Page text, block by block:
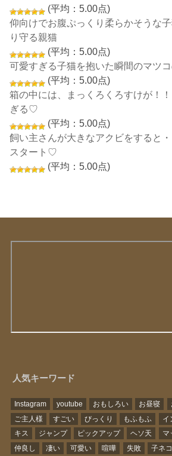
(平均：5.00点)
仰向けでお腹ぷっくり柔らかそうな
り守る親猫
(平均：5.00点)
可愛すぎる子猫を抱いた瞬間のマツコ
(平均：5.00点)
箱の中には、まっくろくろすけが！
ぎる♡
(平均：5.00点)
飼い主さんが大きなアクビをすると
スタート♡
(平均：5.00点)
人気キーワード
Instagram youtube おもしろい お昼寝
ご主人様
すごい びっくり もふもふ イ
キス
ジャンプ ピックアップ ヘソ天 マ
仲良し
凄い 可愛い 喧嘩 失敗 子ネコ